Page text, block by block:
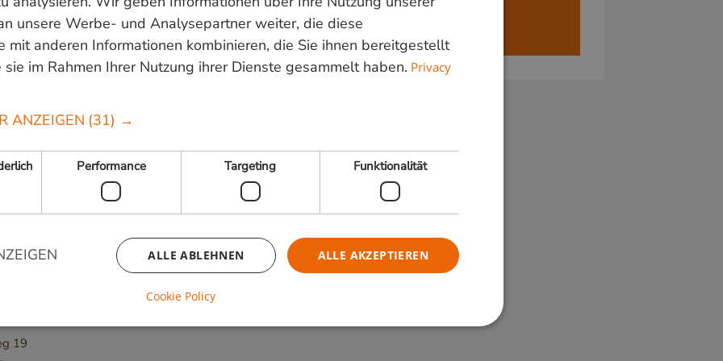
of mailinfo@vandenberghardhout.nl. Let op, wij leveren alleen aan bedrijven.
19
GERMAN
ENGLISH
unsere Werbe- und Analysepartner weiter, die diese
mit anderen Informationen kombinieren, die Sie ihnen bereitgestellt
im Rahmen Ihrer Nutzung ihrer Dienste gesammelt haben. Privacy
ANZEIGEN (31) →
Performance Targeting Funktionalität
ALLE AKZEPTIEREN
ALLE ABLEHNEN
Cookie Policy